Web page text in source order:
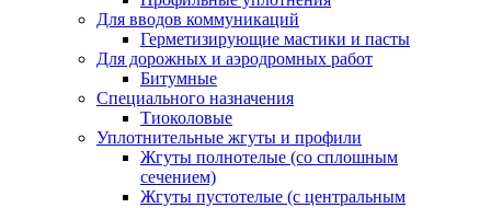
Для вводов коммуникаций
Герметизирующие мастики и пасты
Для дорожных и аэродромных работ
Битумные
Специального назначения
Тиоколовые
Уплотнительные жгуты и профили
Жгуты полнотелые (со сплошным
сечением)
Жгуты пустотелые (с центральным